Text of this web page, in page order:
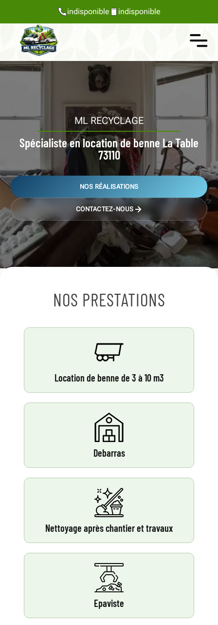
indisponible indisponible
ML RECYCLAGE
Spécialiste en location de benne La Table
73110
NOS RÉALISATIONS
CONTACTEZ-NOUS
NOS PRESTATIONS
Location de benne de 3 à 10 m3
Debarras
Nettoyage après chantier et travaux
Epaviste